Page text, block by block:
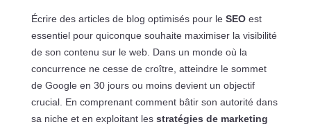
Écrire des articles de blog optimisés pour le SEOest
essentiel pour quiconque souhaite maximiser la visibilité
de son contenu sur le web. Dans un monde où la
concurrence ne cesse de croître, atteindre le sommet
de Google en 30 jours ou moins devient un objectif
crucial. En comprenant comment bâtir son autorité dans
sa niche et en exploitant les stratégies de marketing